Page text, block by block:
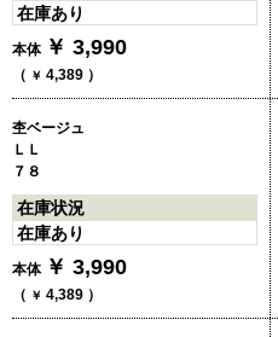
在庫あり
本体 ￥ 3,990
（ ￥ 4,389 ）
杢ベージュ
ＬＬ
７８
在庫状況
在庫あり
本体 ￥ 3,990
（ ￥ 4,389 ）